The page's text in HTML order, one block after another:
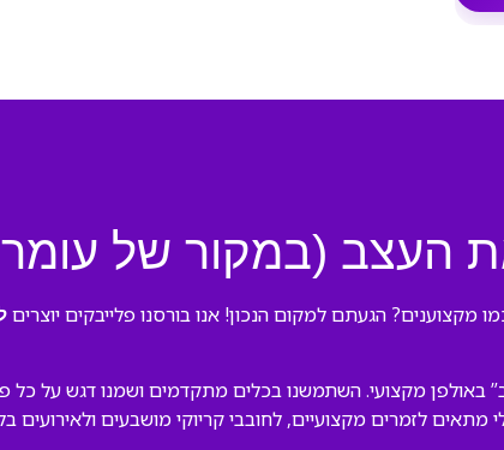
העצב (במקור של
הגעתם למקום הנכון! אנו בורסנו פלייבקים יוצרים
מקצועי. השתמשנו בכלים מתקדמים ושמנו דגש על כל
מתאים לזמרים מקצועיים, לחובבי קריוקי מושבעים ולאירועים